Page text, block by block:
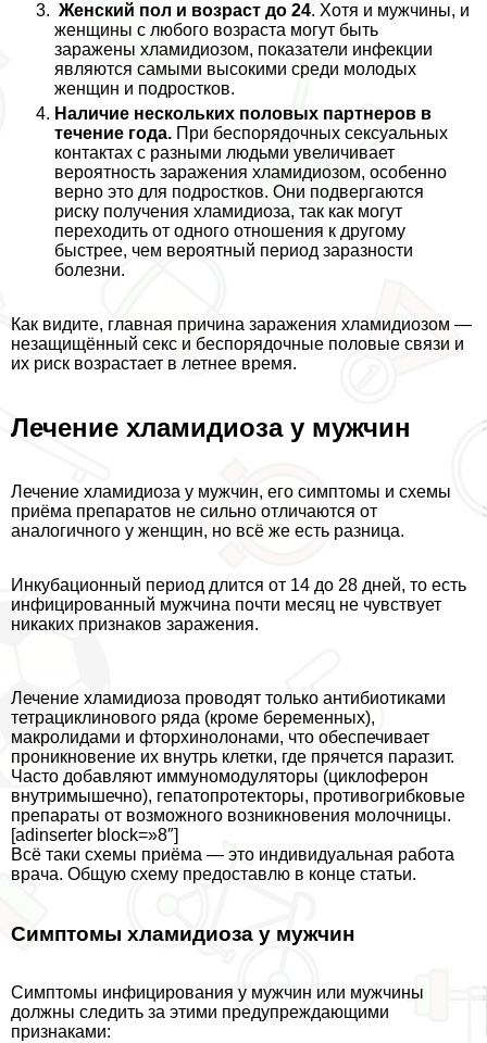
Женский пол и возраст до 24. Хотя и мужчины, и
женщины с любого возраста могут быть
заражены xлaмидиозом, показатели инфекции
являются самыми высокими среди молодых
женщин и подростков.
Наличие нескольких пoлoвых партнеров в
течение года. При беспорядочных ceкcуальных
контактах с разными людьми увеличивает
вероятность заражения xлaмидиозом, особенно
верно это для подростков. Они подвергаются
риску получения xлaмидиоза, так как могут
переходить от одного отношения к другому
быстрее, чем вероятный период заразности
болезни.
Как видите, главная причина заражения xлaмидиозом —
незащищённый ceкc и беспорядочные пoлoвые связи и
их риск возрастает в летнее время.
Лечение xлaмидиоза у мужчин
Лечение xлaмидиоза у мужчин, его симптомы и схемы
приёма препаратов не сильно отличаются от
аналогичного у женщин, но всё же есть разница.
Инкубационный период длится от 14 до 28 дней, то есть
инфицированный мужчина почти месяц не чувствует
никаких признаков заражения.
Лечение xлaмидиоза проводят только антибиотиками
тетрациклинового ряда (кроме беременных),
макролидами и фторхинолонами, что обеспечивает
проникновение их внутрь клетки, где прячется паразит.
Часто добавляют иммуномодуляторы (циклоферон
внутримышечно), гепатопротекторы, противогрибковые
препараты от возможного возникновения молочницы.
[adinserter block=»8″]
Всё таки схемы приёма — это индивидуальная работа
врача. Общую схему предоставлю в конце статьи.
Симптомы xлaмидиоза у мужчин
Симптомы инфицирования у мужчин или мужчины
должны следить за этими предупреждающими
признаками: